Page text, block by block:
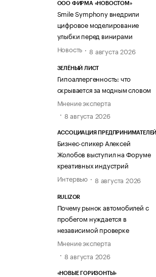
ООО ФИРМА «НОВОСТОМ»
Smile Symphony внедрили
цифровое моделирование
улыбки перед винирами
Новость
8 августа 2026
ЗЕЛЁНЫЙ ЛИСТ
Гипоаллергенность: что
скрывается за модным словом
Мнение эксперта
8 августа 2026
АССОЦИАЦИЯ ПРЕДПРИНИМАТЕЛЕЙ
Бизнес-спикер Алексей
Жолобов выступил на Форуме
креативных индустрий
Интервью
8 августа 2026
RULIZOR
Почему рынок автомобилей с
пробегом нуждается в
независимой проверке
Мнение эксперта
8 августа 2026
«НОВЫЕ ГОРИЗОНТЫ»